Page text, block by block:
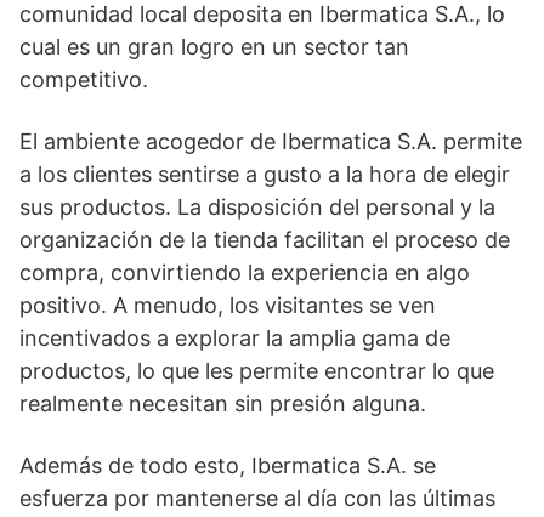
comunidad local deposita en Ibermatica S.A., lo
cual es un gran logro en un sector tan
competitivo.
El ambiente acogedor de Ibermatica S.A. permite
a los clientes sentirse a gusto a la hora de elegir
sus productos. La disposición del personal y la
organización de la tienda facilitan el proceso de
compra, convirtiendo la experiencia en algo
positivo. A menudo, los visitantes se ven
incentivados a explorar la amplia gama de
productos, lo que les permite encontrar lo que
realmente necesitan sin presión alguna.
Además de todo esto, Ibermatica S.A. se
esfuerza por mantenerse al día con las últimas